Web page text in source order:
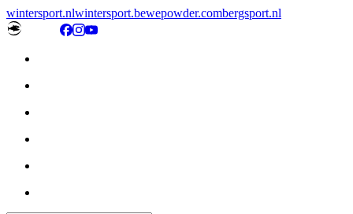
wintersport.nlwintersport.bewepowder.combergsport.nl